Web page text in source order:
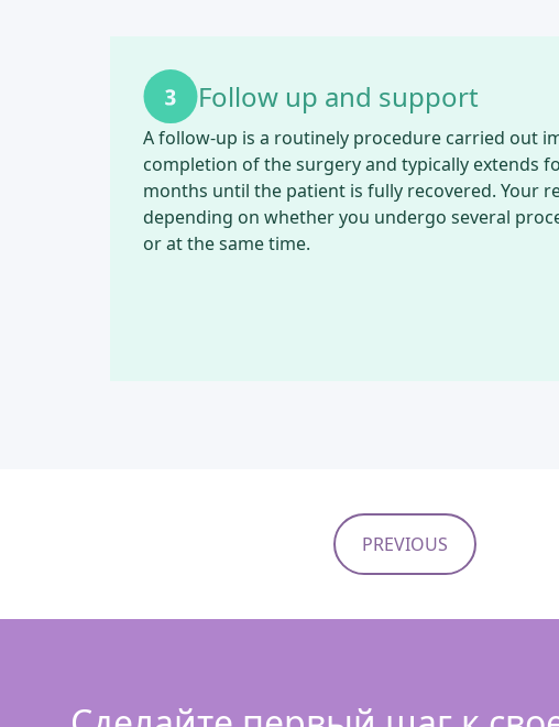
Follow up and support
A follow-up is a routinely procedure carried out
completion of the surgery and typically extends
months until the patient is fully recovered. Your
depending on whether you undergo several
or at the same time.
PREVIOUS